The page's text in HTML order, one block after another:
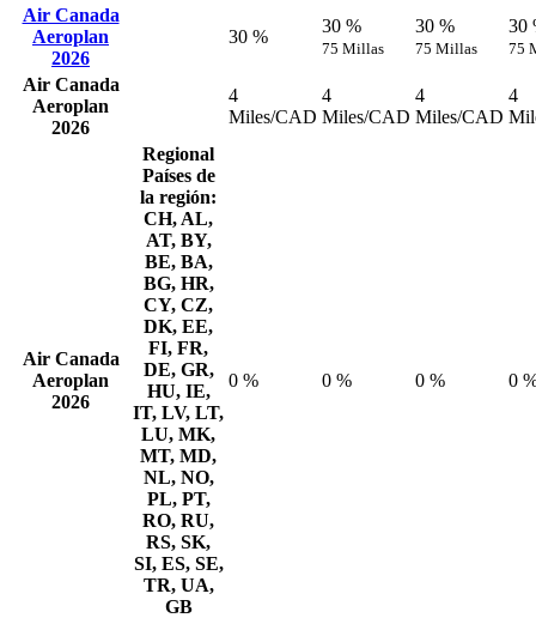
Air Canada
Aeroplan
2026
30 %
30 %
75 Millas
30 %
75 Millas
30
75
Air Canada
Aeroplan
2026
4
Miles/CAD
4
Miles/CAD
4
Miles/CAD
4
Air Canada
Aeroplan
2026
Regional
Países de
la región:
CH, AL,
AT, BY,
BE, BA,
BG, HR,
CY, CZ,
DK, EE,
FI, FR,
DE, GR,
HU, IE,
IT, LV, LT,
LU, MK,
MT, MD,
NL, NO,
PL, PT,
RO, RU,
RS, SK,
SI, ES, SE,
TR, UA,
GB
0 % 0 % 0 % 0